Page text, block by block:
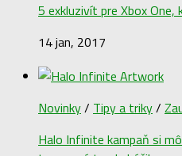
5 exkluzivít pre Xbox One,
14 jan, 2017
Novinky/ Tipy a triky/
Halo Infinite kampaň si